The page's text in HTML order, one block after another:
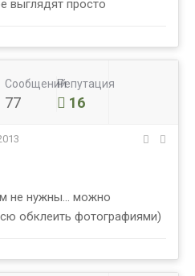
выглядят просто
Сообщений
77
Репутация
16
не нужны... можно
обклеить фотографиями)